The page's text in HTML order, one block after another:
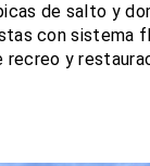
de salto y
con sistema
y